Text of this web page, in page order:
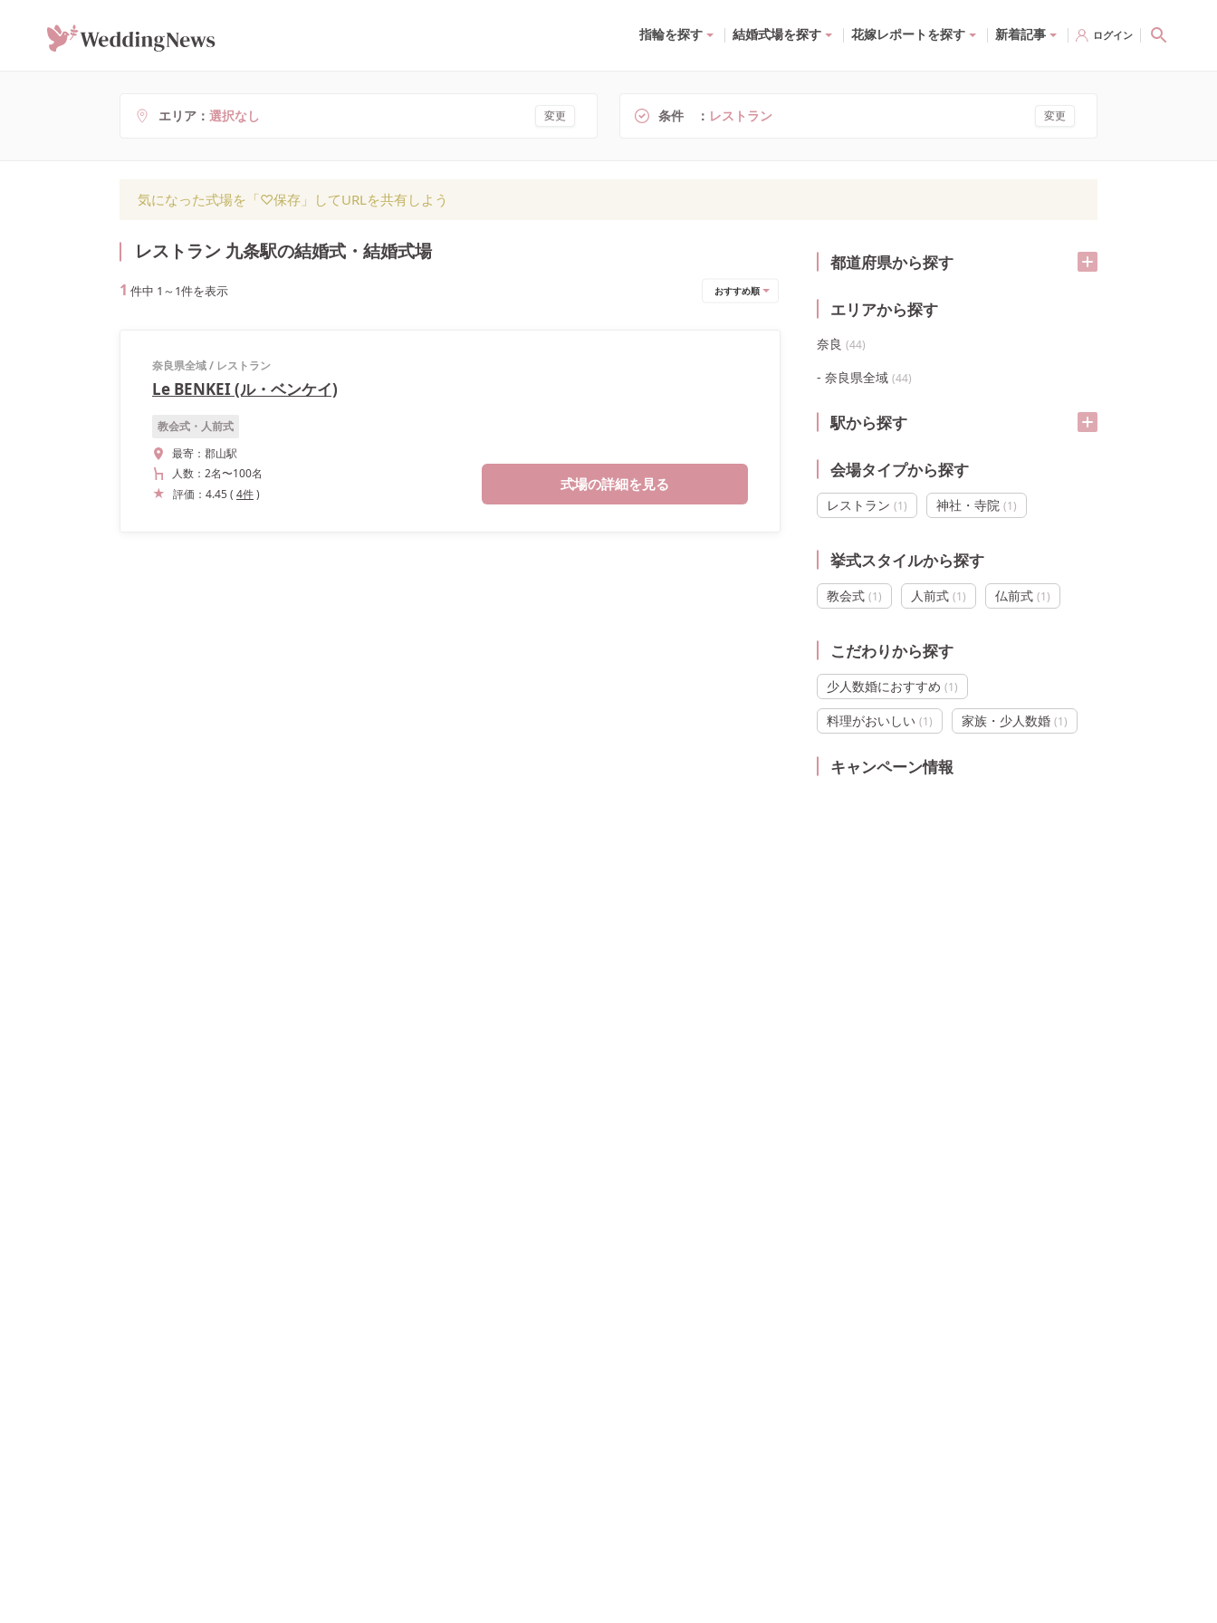
指輪を探す 結婚式場を探す 花嫁レポートを探す 新着記事 ログイン
エリア 選択なし 変更 条件 レストラン 変更
気になった式場を「♡保存」してURLを共有しよう
都道府県から探す
エリアから探す
奈良 (44)
奈良県全域 (44)
駅から探す
会場タイプから探す
レストラン (1) 神社・寺院 (1)
挙式スタイルから探す
教会式 (1) 人前式 (1) 仏前式 (1)
こだわりから探す
少人数婚におすすめ (1)
料理がおいしい (1) 家族・少人数婚 (1)
キャンペーン情報
レストラン 九条駅の結婚式・結婚式場
1 件中 1 ～ 1件を表示 おすすめ順
奈良県全域/ レストラン
Le BENKEI (ル・ベンケイ)
教会式・人前式
最寄： 郡山駅
人数： 2名〜100名
評価： 4.45( 4件)
式場の詳細を見る